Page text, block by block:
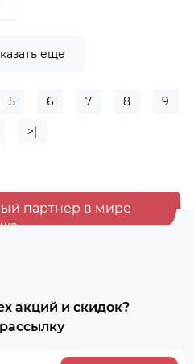
еще
5 6 7 8 9
>|
партнер в мире
акций и скидок?